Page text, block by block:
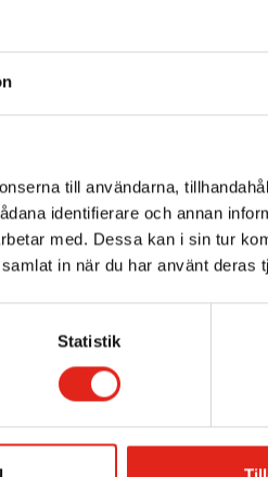
till användarna,
identifierare och annan
med. Dessa kan i sin tur
in när du har använt deras
Statistik